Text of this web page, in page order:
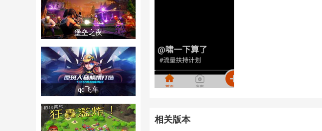
堡垒之夜
qq飞车
相关版本